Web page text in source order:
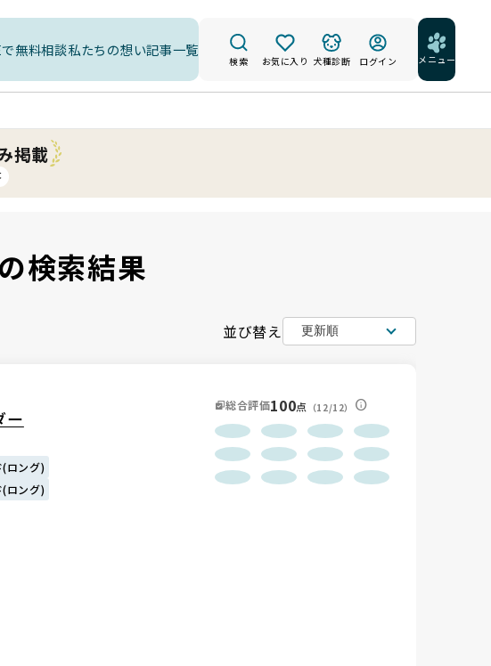
無料相談私たちの想い記事一覧
検索 お気に入り 犬種診断 ログイン メニュー
掲載
検索結果
並び替え
ー
ロング)
ロング)
総合評価100点 （12/12）